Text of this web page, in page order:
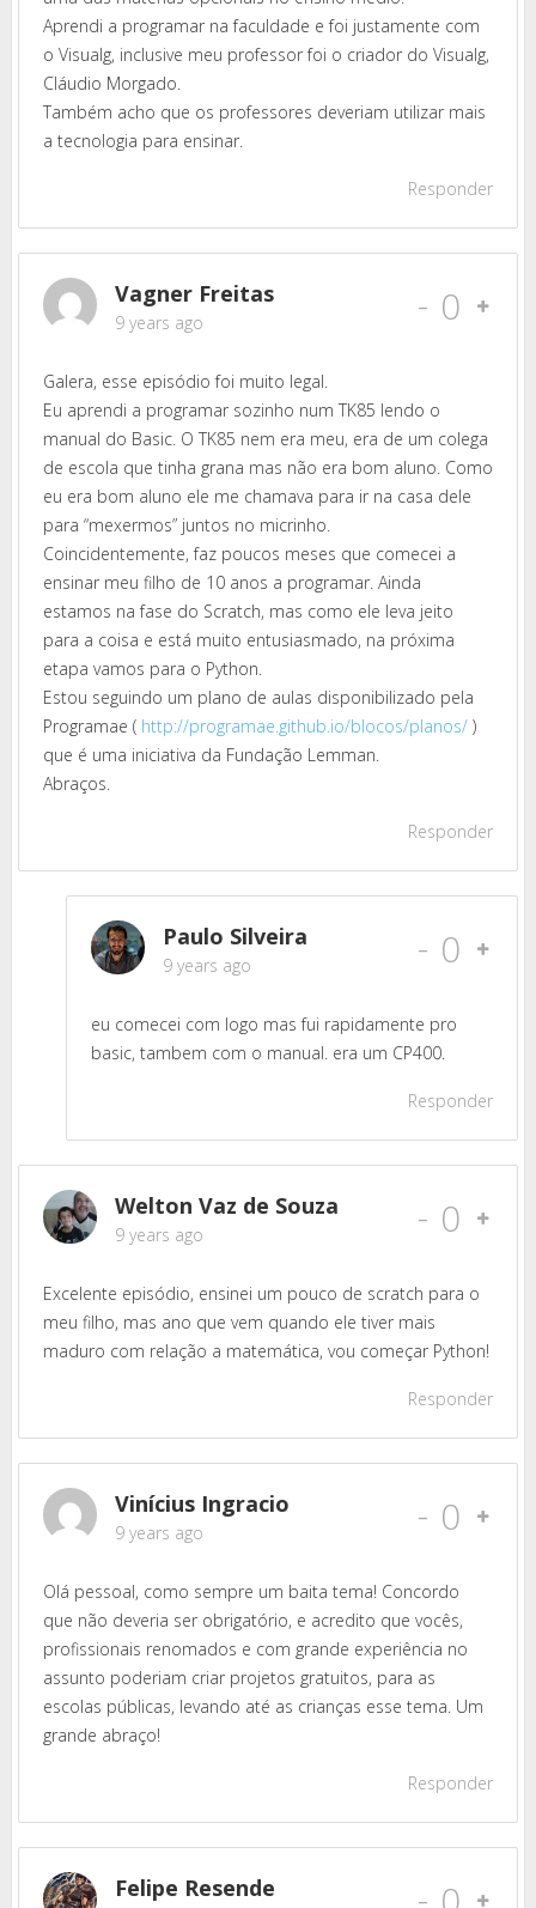
Aprendi a programar na faculdade e foi justamente com
o Visualg, inclusive meu professor foi o criador do Visualg,
Cláudio Morgado.
Também acho que os professores deveriam utilizar mais
a tecnologia para ensinar.
Responder
Vagner Freitas
9 years ago - 0
Galera, esse episódio foi muito legal.
Eu aprendi a programar sozinho num TK85 lendo o
manual do Basic. O TK85 nem era meu, era de um colega
de escola que tinha grana mas não era bom aluno. Como
eu era bom aluno ele me chamava para ir na casa dele
para “mexermos” juntos no micrinho.
Coincidentemente, faz poucos meses que comecei a
ensinar meu filho de 10 anos a programar. Ainda
estamos na fase do Scratch, mas como ele leva jeito
para a coisa e está muito entusiasmado, na próxima
etapa vamos para o Python.
Estou seguindo um plano de aulas disponibilizado pela
Programae ( http://programae.github.io/blocos/planos/ )
que é uma iniciativa da Fundação Lemman.
Abraços.
Responder
Paulo Silveira
9 years ago - 0
eu comecei com logo mas fui rapidamente pro
basic, tambem com o manual. era um CP400.
Responder
Welton Vaz de Souza
9 years ago - 0
Excelente episódio, ensinei um pouco de scratch para o
meu filho, mas ano que vem quando ele tiver mais
maduro com relação a matemática, vou começar Python!
Responder
Vinícius Ingracio
9 years ago - 0
Olá pessoal, como sempre um baita tema! Concordo
que não deveria ser obrigatório, e acredito que vocês,
profissionais renomados e com grande experiência no
assunto poderiam criar projetos gratuitos, para as
escolas públicas, levando até as crianças esse tema. Um
grande abraço!
Responder
Felipe Resende